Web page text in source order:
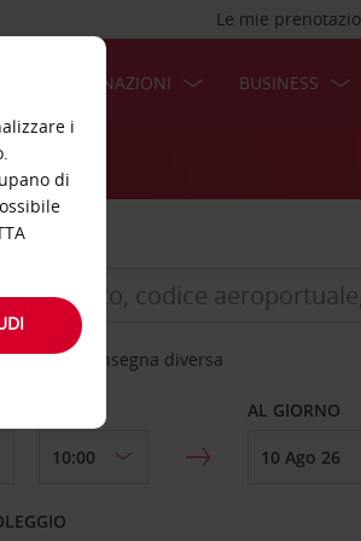
Le mie
DESTINAZIONI BUSINESS
di riconsegna diversa
AL GIORNO
i
di